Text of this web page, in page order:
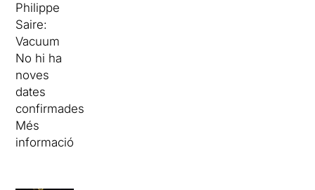
Philippe
Saire:
Vacuum
No hi ha
noves
dates
confirmades
Més
informació